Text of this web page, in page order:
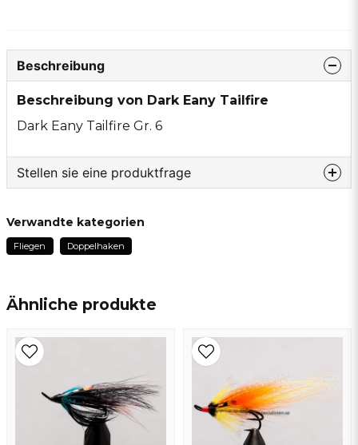
Ähnliche produkte
Beschreibung
Beschreibung von Dark Eany Tailfire
Dark Eany Tailfire Gr. 6
Stellen sie eine produktfrage
Fragen sie uns etwas zu diesem produkt...
Name
email
E-Mail addresse
Ja, sie können meine frage veröffentlichen
Verwandte kategorien
Fliegen Doppelhaken